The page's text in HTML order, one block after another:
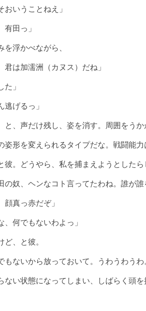
いうことねえ」
田っ」
浮かべながら、
は加濡洲（カヌス）だね」
」
げるっ」
、声だけ残し、姿を消す。周囲をうか
形を変えられるタイプだな。戦闘能力
。どうやら、私を捕まえようとしたら
奴、ヘンなコト言ってたわね。誰が誰
真っ赤だぞ」
何でもないわよっ」
、と彼。
ないから放っておいて。うわうわうわ
い状態になってしまい、しばらく頭を